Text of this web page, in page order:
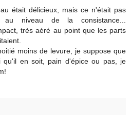
était délicieux, mais ce n'était pas
niveau de la consistance...
très aéré au point que les parts
moins de levure, je suppose que
qu'il en soit, pain d'épice ou pas, je